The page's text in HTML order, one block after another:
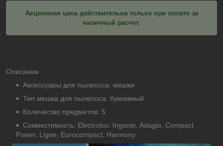
Акционная цена действительна только при оплате за
наличный расчет.
Описание
Аксессуары для пылесоса: мешки
Тип мешка для пылесоса: бумажный
Количество предметов: 5
Совместимость: Electrolux: Ingenio, Adagio, Compact
Power, Ligne, Eurocompact, Harmony